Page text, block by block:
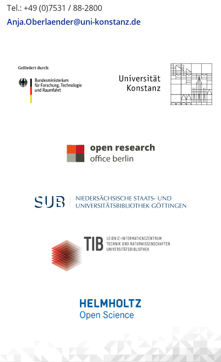
Tel.: +49 (0)7531 / 88-2800
Anja.Oberlaender@uni-konstanz.de